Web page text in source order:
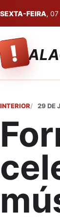
SEXTA-FEIRA, 07
!
INTERIOR 29 DE